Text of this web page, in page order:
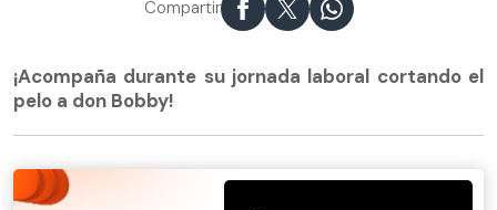
Compartir
¡Acompaña durante su jornada laboral cortando el
pelo a don Bobby!